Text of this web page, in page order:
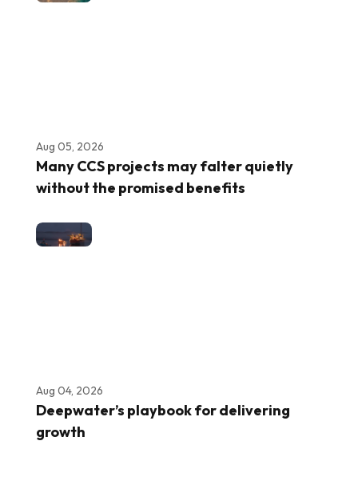
Aug 05, 2026
Many CCS projects may falter quietly
without the promised benefits
Aug 04, 2026
Deepwater’s playbook for delivering
growth